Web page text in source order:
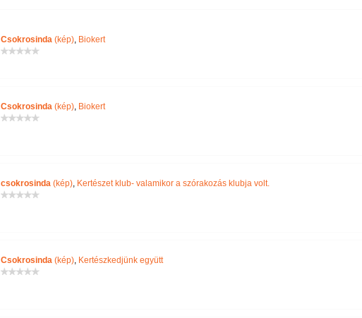
Csokrosinda(kép), Biokert
Csokrosinda(kép), Biokert
csokrosinda(kép), Kertészet klub- valamikor a szórakozás klubja volt.
Csokrosinda(kép), Kertészkedjünk együtt